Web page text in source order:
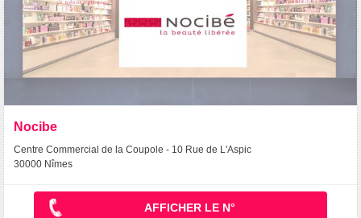
Nocibe
Centre Commercial de la Coupole - 10 Rue de L'Aspic
30000 Nîmes
AFFICHER LE N°